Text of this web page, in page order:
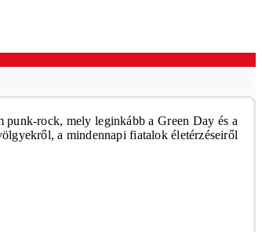
punk-rock, mely leginkább a Green Day és a
a mindennapi fiatalok életérzéseiről